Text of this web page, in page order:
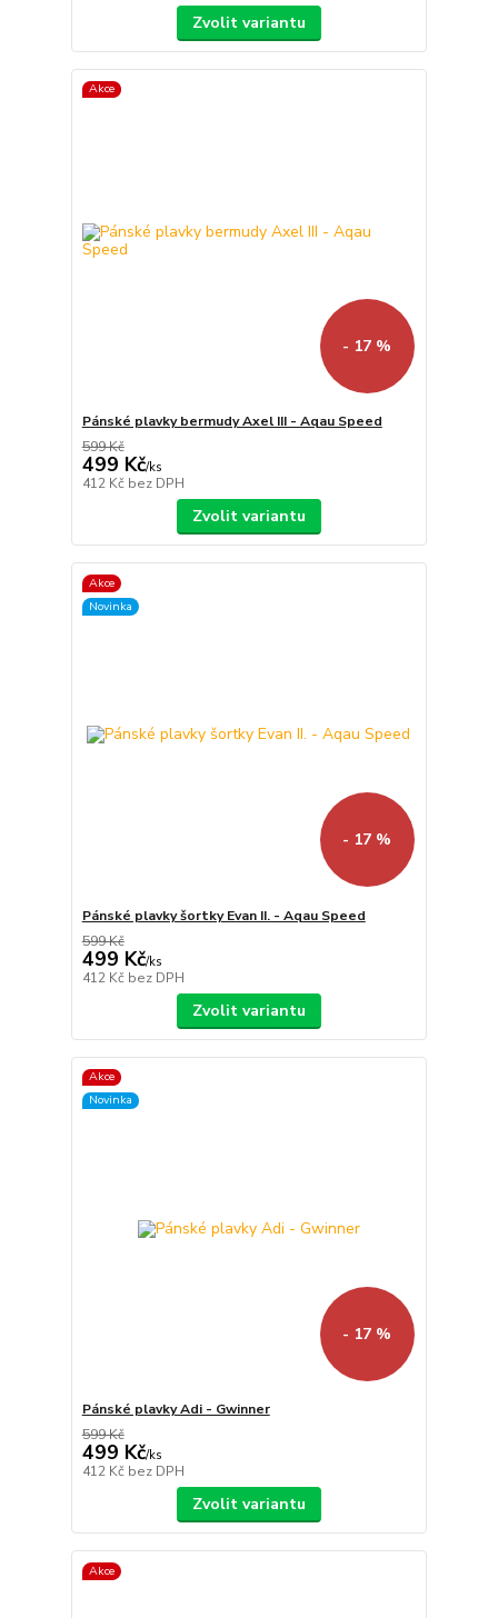
Zvolit variantu
Akce
- 17 %
Pánské plavky bermudy Axel III - Aqau Speed
599 Kč
499 Kč/ks
412 Kč bez DPH
Zvolit variantu
Akce
Novinka
- 17 %
Pánské plavky šortky Evan II. - Aqau Speed
599 Kč
499 Kč/ks
412 Kč bez DPH
Zvolit variantu
Akce
Novinka
- 17 %
Pánské plavky Adi - Gwinner
599 Kč
499 Kč/ks
412 Kč bez DPH
Zvolit variantu
Akce